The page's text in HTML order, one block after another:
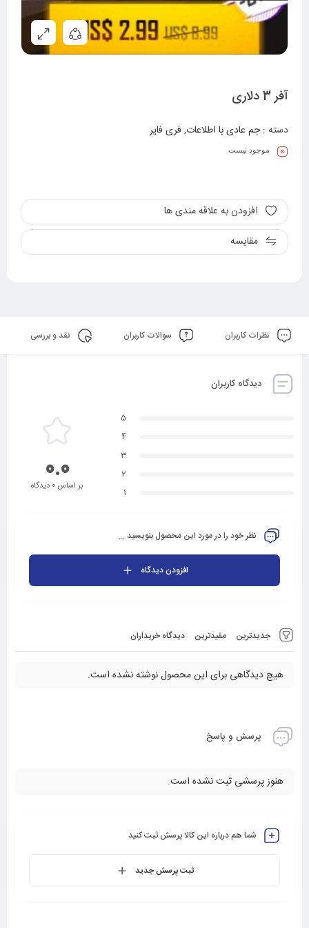
آفر 3 دلاری
دسته :جم عادی با اطلاعات, فری فایر
موجود نیست
افزودن به علاقه مندی ها
مقایسه
نظرات کاربران سوالات کاربران نقد و بررسی
دیدگاه کاربران
جدیدترین مفیدترین دیدگاه خریداران
هیچ دیدگاهی برای این محصول نوشته نشده است.
5
4
3
2
1
0.0بر اساس 0 دیدگاه
نظر خود را در مورد این محصول بنویسید ...
افزودن دیدگاه
پرسش و پاسخ
هنوز پرسشی ثبت نشده است.
شما هم درباره این کالا پرسش ثبت کنید
ثبت پرسش جدید